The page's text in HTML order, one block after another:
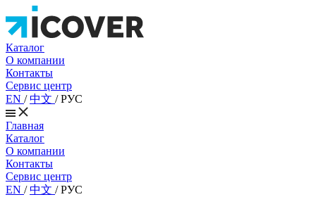
Каталог
О компании
Контакты
Сервис центр
EN /中文 /РУС
Главная
Каталог
О компании
Контакты
Сервис центр
EN /中文 /РУС